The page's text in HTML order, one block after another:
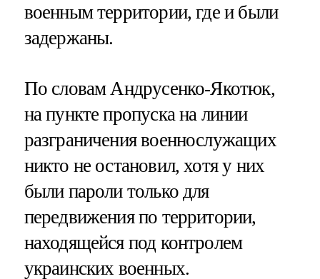
военным территории, где и были
задержаны.
По словам Андрусенко-Якотюк,
на пункте пропуска на линии
разграничения военнослужащих
никто не остановил, хотя у них
были пароли только для
передвижения по территории,
находящейся под контролем
украинских военных.